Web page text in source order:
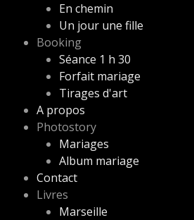
En chemin
Un jour une fille
Booking
Séance 1 h 30
Forfait mariage
Tirages d'art
A propos
Photostory
Mariages
Album mariage
Contact
Livres
Marseille